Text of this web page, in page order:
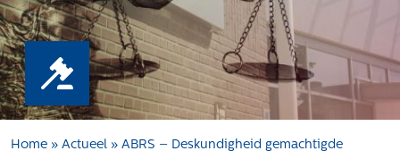
Taxaties overheid
Taxaties zakelijk
Schadevergoedingsrecht
Rentmeesterij
Transities
Home » Actueel » ABRS – Deskundigheid gemachtigde